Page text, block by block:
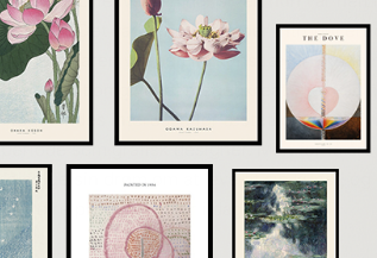
og male. Det var hendes far, der
verden. Faren var nemlig kunstlærer, og
ben været omgivet af meget kreativitet i sit
steg hendes interesse for æstetik og
periode som grafisk designer. Men for få
forfølge sin drøm om at leve af sin kunst,
La Poire plakater, vi ser i dag.